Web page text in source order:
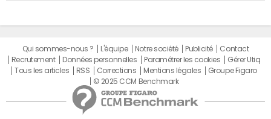
Qui sommes-nous ? L'équipe Notre société Publicité
Contact
Recrutement
Données personnelles Paramétrer les cookies
Gérer Utiq
Tous les articles
RSS Corrections Mentions légales
Groupe Figaro
© 2025 CCM Benchmark